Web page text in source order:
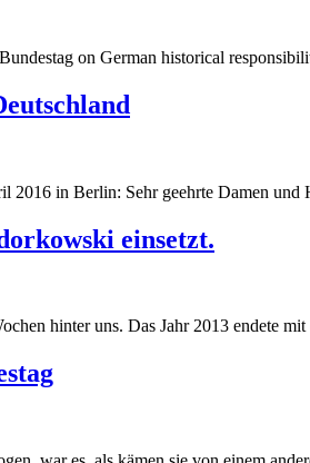
on German historical
in Berlin: Sehr geehrte Damen und
einsetzt.
hinter uns. Das Jahr 2013 endete